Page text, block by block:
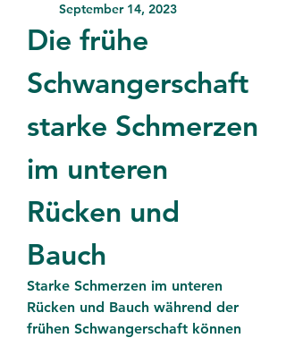
September 14, 2023
Die frühe
Schwangerschaft
starke Schmerzen
im unteren
Rücken und
Bauch
Starke Schmerzen im unteren
Rücken und Bauch während der
frühen Schwangerschaft können